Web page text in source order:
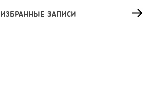
ИЗБРАННЫЕ ЗАПИСИ